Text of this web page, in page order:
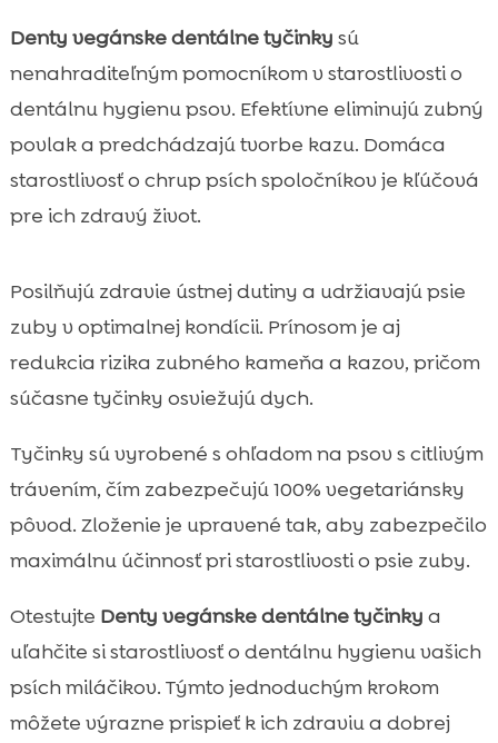
Denty vegánske dentálne tyčinky sú
nenahraditeľným pomocníkom v starostlivosti o
dentálnu hygienu psov. Efektívne eliminujú zubný
povlak a predchádzajú tvorbe kazu. Domáca
starostlivosť o chrup psích spoločníkov je kľúčová
pre ich zdravý život.
Posilňujú zdravie ústnej dutiny a udržiavajú psie
zuby v optimalnej kondícii. Prínosom je aj
redukcia rizika zubného kameňa a kazov, pričom
súčasne tyčinky osviežujú dych.
Tyčinky sú vyrobené s ohľadom na psov s citlivým
trávením, čím zabezpečujú 100% vegetariánsky
pôvod. Zloženie je upravené tak, aby zabezpečilo
maximálnu účinnosť pri starostlivosti o psie zuby.
Otestujte Denty vegánske dentálne tyčinky a
uľahčite si starostlivosť o dentálnu hygienu vašich
psích miláčikov. Týmto jednoduchým krokom
môžete výrazne prispieť k ich zdraviu a dobrej